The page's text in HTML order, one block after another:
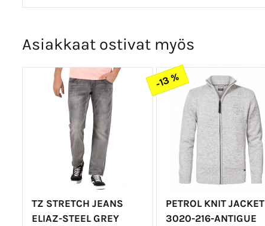
Asiakkaat ostivat myös
TZ STRETCH JEANS
ELIAZ-STEEL GREY
-13 %
PETROL KNIT JACKET
3020-216-ANTIGUE